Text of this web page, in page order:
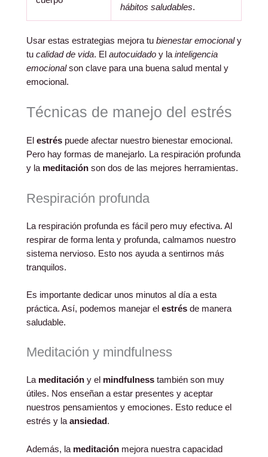
hábitos saludables.
Usar estas estrategias mejora tu bienestar emocionaly
tu calidad de vida. El autocuidado y la inteligencia
emocionalson clave para una buena salud mental y
emocional.
Técnicas de manejo del estrés
El estrés puede afectar nuestro bienestar emocional.
Pero hay formas de manejarlo. La respiración profunda
y la meditación son dos de las mejores herramientas.
Respiración profunda
La respiración profunda es fácil pero muy efectiva. Al
respirar de forma lenta y profunda, calmamos nuestro
sistema nervioso. Esto nos ayuda a sentirnos más
tranquilos.
Es importante dedicar unos minutos al día a esta
práctica. Así, podemos manejar el estrés de manera
saludable.
Meditación y mindfulness
La meditación y el mindfulness también son muy
útiles. Nos enseñan a estar presentes y aceptar
nuestros pensamientos y emociones. Esto reduce el
estrés y la ansiedad .
Además, la meditación mejora nuestra capacidad